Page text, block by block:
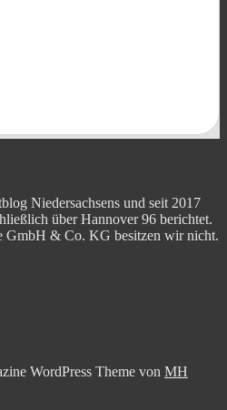
Niedersachsens und seit 2017
über Hannover 96 berichtet.
GmbH & Co. KG besitzen wir nicht.
WordPress Theme von MH